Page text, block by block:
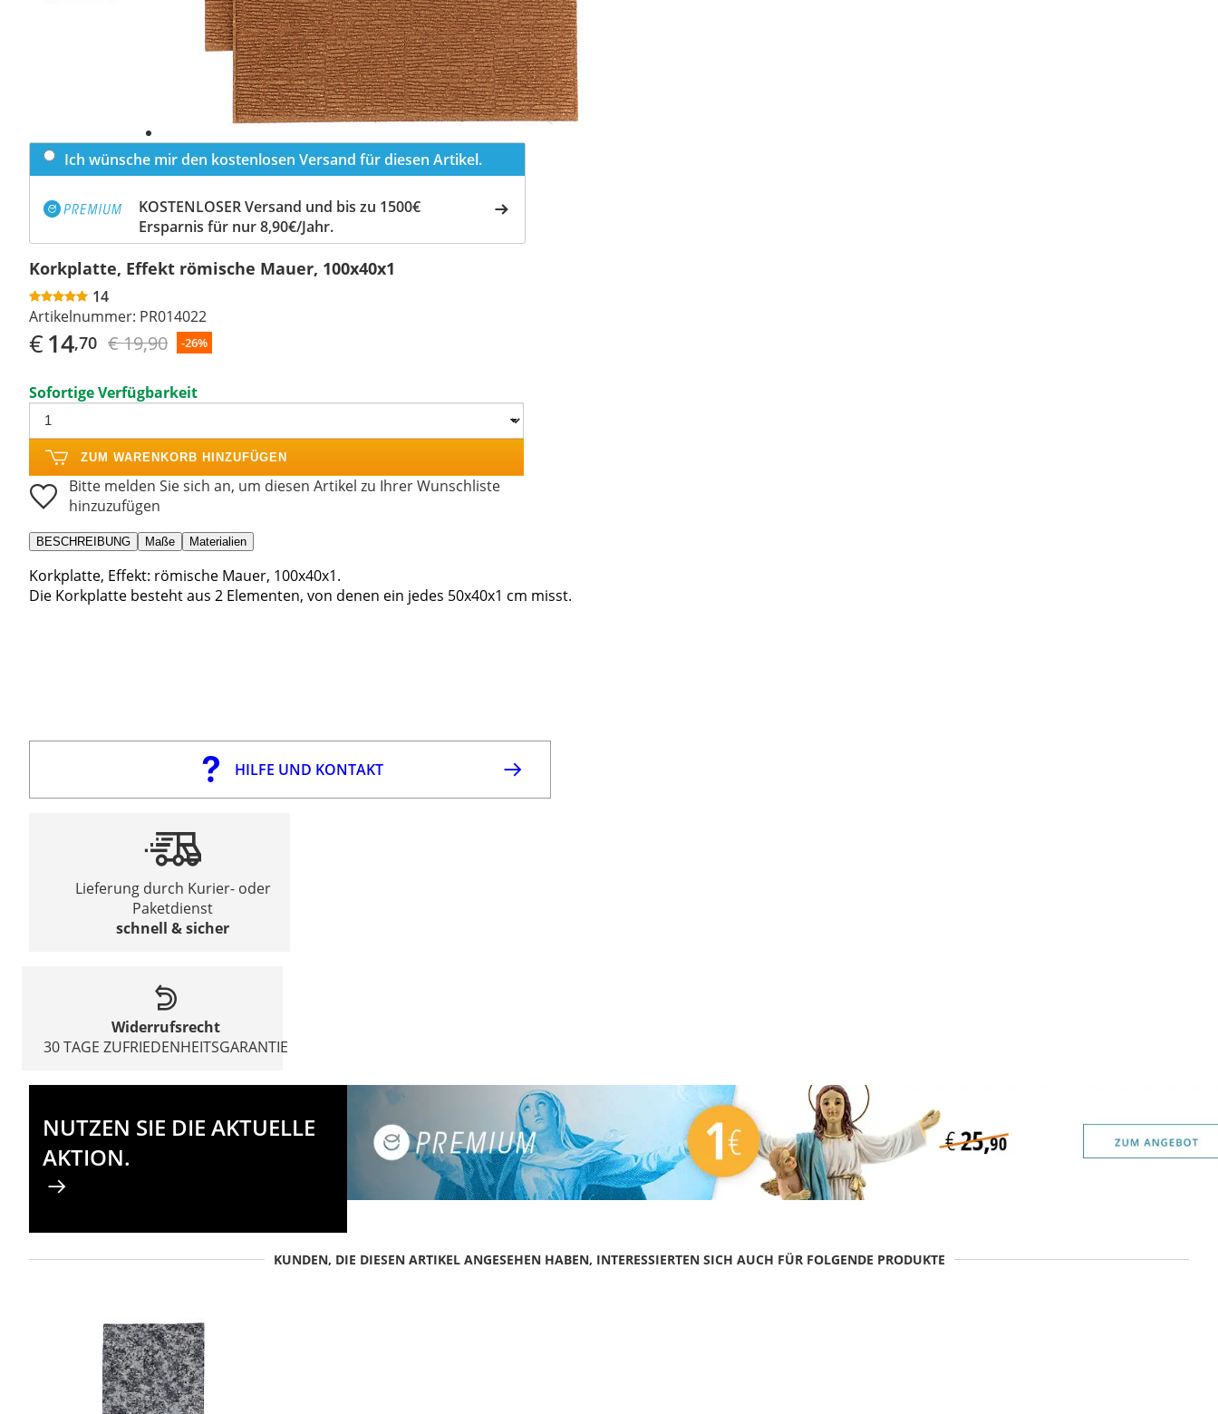
Ich wünsche mir den kostenlosen Versand für diesen Artikel.
KOSTENLOSER Versand und bis zu 1500€
Ersparnis für nur 8,90€/Jahr.
Korkplatte, Effekt römische Mauer, 100x40x1
14
Artikelnummer: PR014022
€14,70 € 19,90 -26%
Sofortige Verfügbarkeit
ZUM WARENKORB HINZUFÜGEN
Bitte melden Sie sich an, um diesen Artikel zu Ihrer Wunschliste
hinzuzufügen
BESCHREIBUNG Maße Materialien
Korkplatte, Effekt: römische Mauer, 100x40x1.
Die Korkplatte besteht aus 2 Elementen, von denen ein jedes 50x40x1 cm misst.
HILFE UND KONTAKT
Lieferung durch Kurier- oder
Paketdienst
schnell & sicher
Widerrufsrecht
30 TAGE ZUFRIEDENHEITSGARANTIE
NUTZEN SIE DIE AKTUELLE
AKTION.
KUNDEN, DIE DIESEN ARTIKEL ANGESEHEN HABEN, INTERESSIERTEN SICH AUCH FÜR FOLGENDE PRODUKTE